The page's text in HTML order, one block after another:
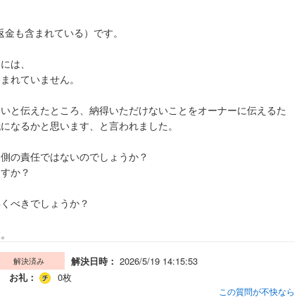
も含まれている）です。
は、
れていません。
と伝えたところ、納得いただけないことをオーナーに伝えるた
なるかと思います、と言われました。
の責任ではないのでしょうか？
か？
べきでしょうか？
解決済み 解決日時： 2026/5/19 14:15:53
お礼：
0枚
この質問が不快なら